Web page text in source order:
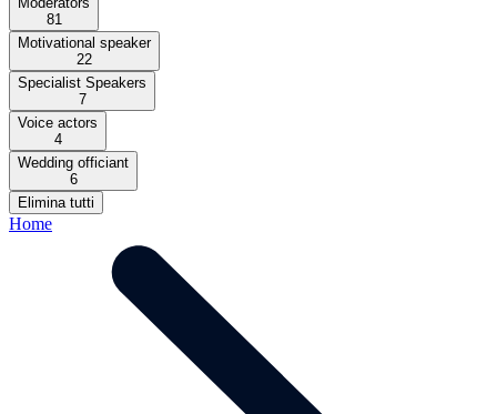
81
Motivational speaker
22
Specialist Speakers
7
Voice actors
4
Wedding officiant
6
Elimina tutti
Home